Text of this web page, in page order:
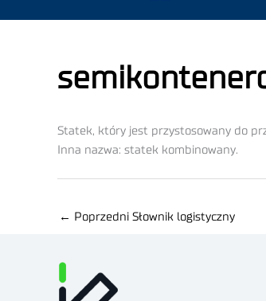
Statek, który jest przystosowany do
Inna nazwa: statek kombinowany.
← Poprzedni Słownik logistyczny